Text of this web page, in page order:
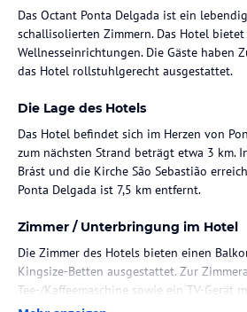
Das Octant Ponta Delgada ist ein
schallisolierten Zimmern. Das Hotel
Wellnesseinrichtungen. Die Gäste haben
das Hotel rollstuhlgerecht ausgestattet.
Die Lage des Hotels
Das Hotel befindet sich im Herzen von
zum nächsten Strand beträgt etwa 3 km.
Brást und die Kirche São Sebastião
Ponta Delgada ist 7,5 km entfernt.
Zimmer / Unterbringung im Hotel
Die Zimmer des Hotels bieten einen
Kingsize-Betten ausgestattet. Zur
Tee-/Kaffeemaschine sowie ein TV-Gerät
eigenes Badezimmer mit Haartrockner